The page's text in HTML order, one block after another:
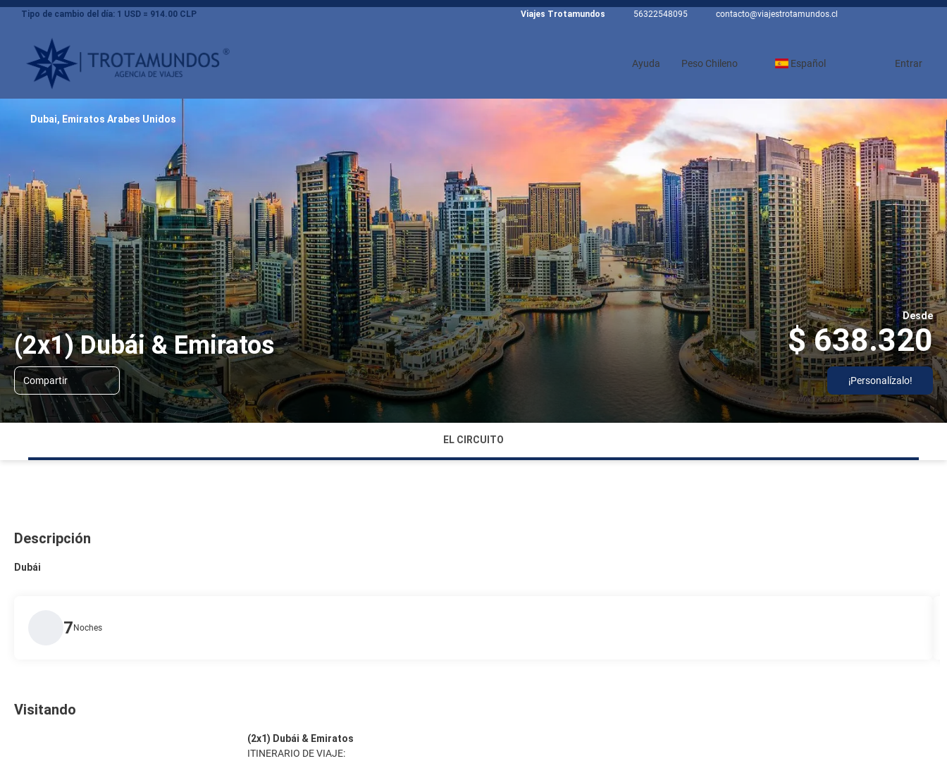
Tipo de cambio del día: 1 USD = 914.00 CLP Viajes Trotamundos 56322548095 contacto@viajestrotamundos.cl
Ayuda Peso Chileno Español Entrar
(2x1) Dubái & Emiratos
Desde
$ 638.320
Compartir ¡Personalízalo!
Dubai, Emiratos Arabes Unidos
EL CIRCUITO
Descripción
Dubái
7 Noches
Visitando
(2x1) Dubái & Emiratos
ITINERARIO DE VIAJE: